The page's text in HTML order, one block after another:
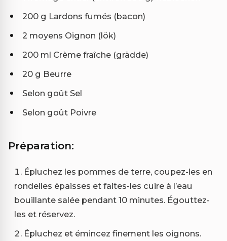
200 g Lardons fumés (bacon)
2 moyens Oignon (lök)
200 ml Crème fraîche (grädde)
20 g Beurre
Selon goût Sel
Selon goût Poivre
Préparation:
Épluchez les pommes de terre, coupez-les en
rondelles épaisses et faites-les cuire à l’eau
bouillante salée pendant 10 minutes. Égouttez-
les et réservez.
Épluchez et émincez finement les oignons.